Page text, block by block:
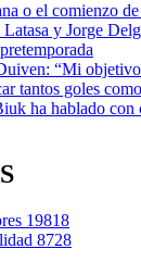
o el comienzo
Latasa y Jorge
“Mi
tantos goles
ha hablado con
19818
8728